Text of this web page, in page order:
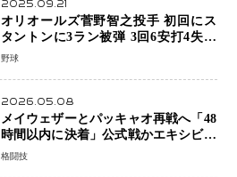
2025.09.21
オリオールズ菅野智之投手 初回にス
タントンに3ラン被弾 3回6安打4失点
で降板
野球
2026.05.08
メイウェザーとパッキャオ再戦へ「48
時間以内に決着」公式戦かエキシビシ
ョンか混迷続く
格闘技